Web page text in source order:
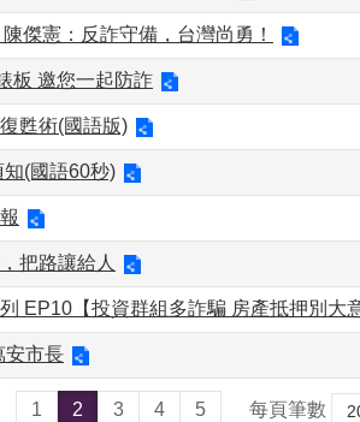
傑憲：反詐守備，台灣尚勇！
板 邀您一起防詐
甦術(國語版)
知(國語60秒)
把路讓給人
EP10【投資群組多詐騙 房產抵押別大
安市長
1 2 3 4 5 每頁筆數